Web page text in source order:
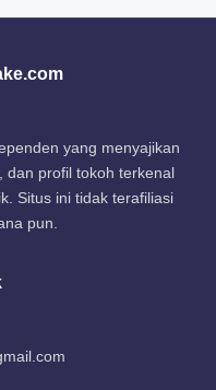
yang menyajikan
dan profil tokoh terkenal
Situs ini tidak terafiliasi
pun.